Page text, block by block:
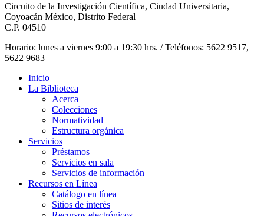
Circuito de la Investigación Científica, Ciudad Universitaria,
Coyoacán México, Distrito Federal
C.P. 04510
Horario: lunes a viernes 9:00 a 19:30 hrs. / Teléfonos: 5622 9517,
5622 9683
Inicio
La Biblioteca
Acerca
Colecciones
Normatividad
Estructura orgánica
Servicios
Préstamos
Servicios en sala
Servicios de información
Recursos en Línea
Catálogo en línea
Sitios de interés